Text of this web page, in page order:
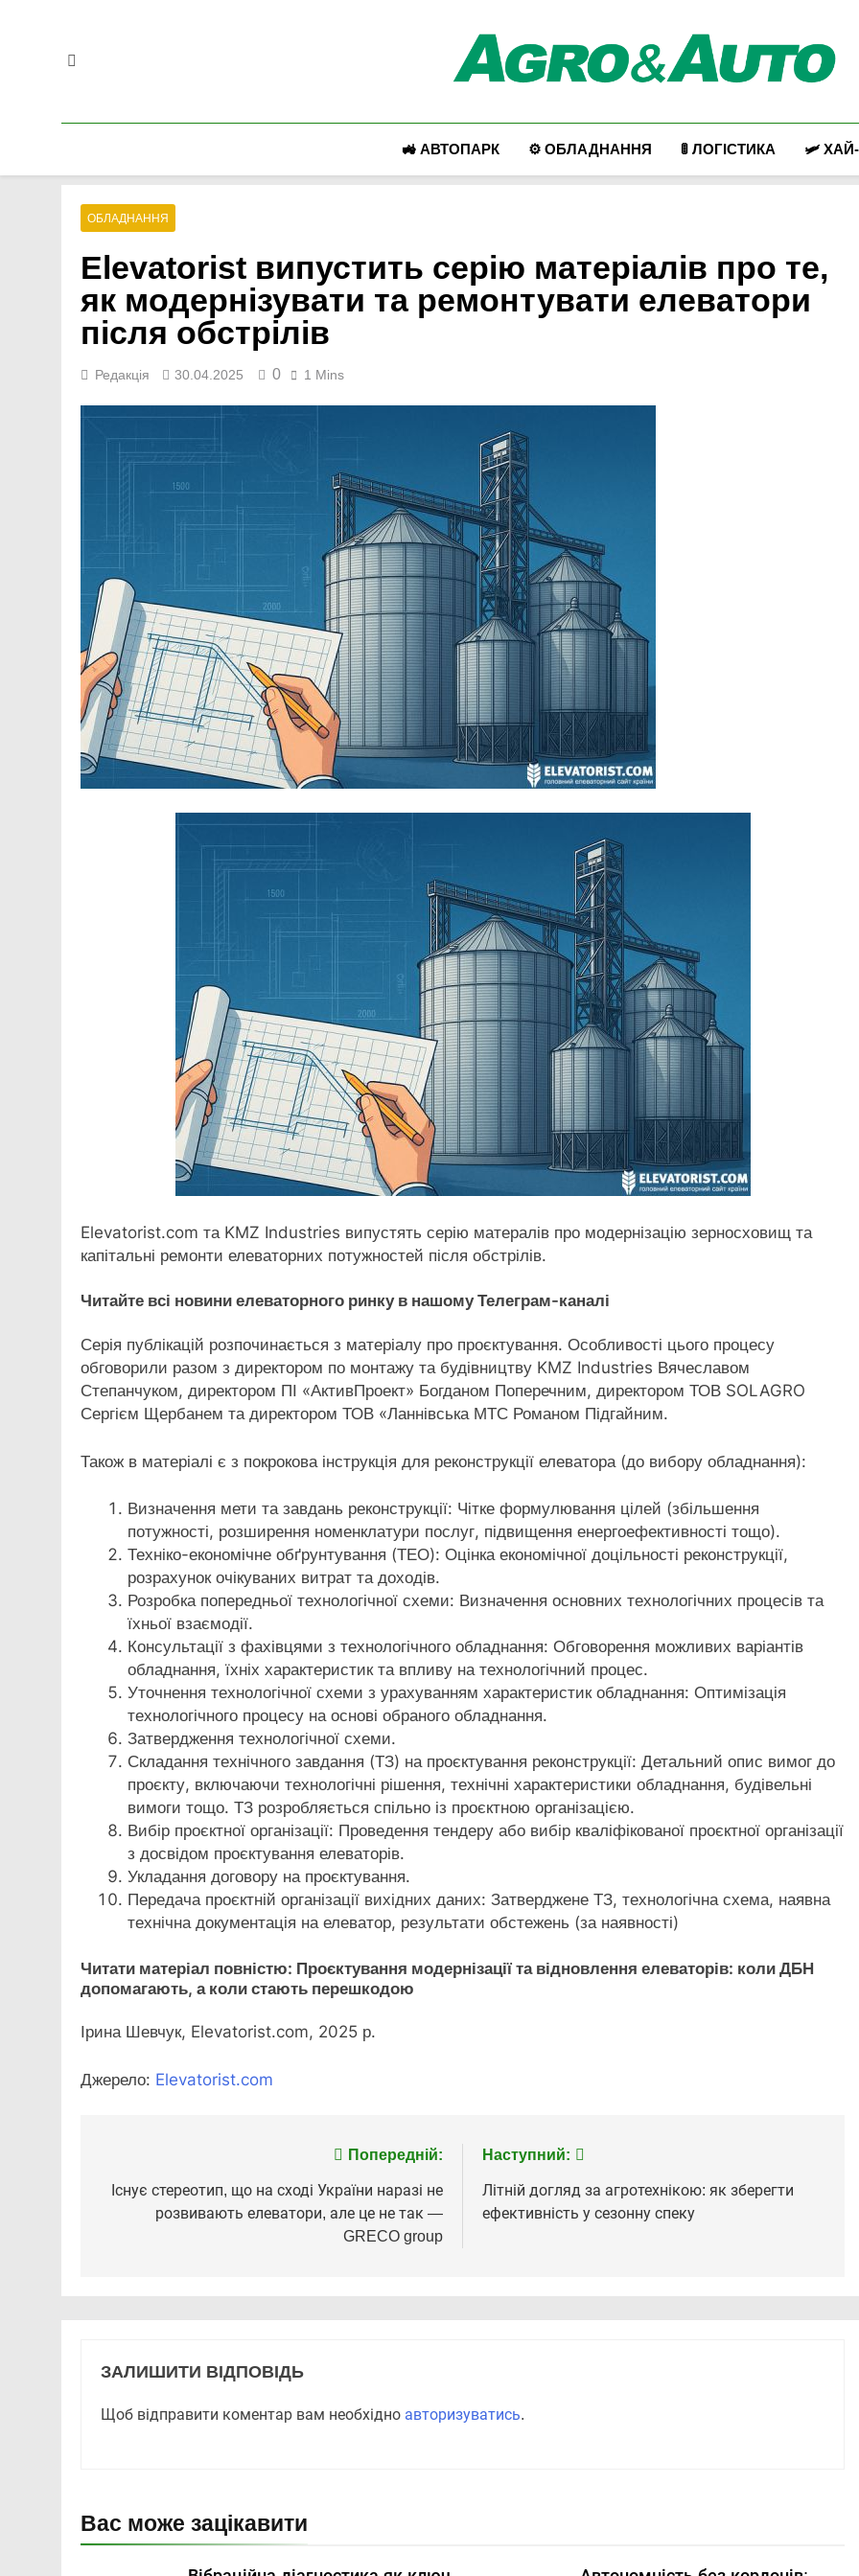
Agro & Auto
🚜 АВТОПАРК ⚙️ ОБЛАДНАННЯ 🚦 ЛОГІСТИКА 🛩️
ОБЛАДНАННЯ
Elevatorist випустить серію матеріалів про те,
як модернізувати та ремонтувати елеватори
після обстрілів
Редакція 30.04.2025 0 1 Mins
Elevatorist.com та KMZ Industries випустять серію матералів про модернізацію зерносховищ та
капітальні ремонти елеваторних потужностей після обстрілів.
Читайте всі новини елеваторного ринку в нашомуТелеграм-каналі
Серія публікацій розпочинається з матеріалу про проєктування. Особливості цього процесу
обговорили разом з директором по монтажу та будівництву KMZ Industries Вячеславом
Степанчуком, директором ПІ «АктивПроект» Богданом Поперечним, директором ТОВ SOLAGRO
Сергієм Щербанем та директором ТОВ «Ланнівська МТС Романом Підгайним.
Також в матеріалі є з покрокова інструкція для реконструкції елеватора (до вибору обладнання):
Визначення мети та завдань реконструкції: Чітке формулювання цілей (збільшення
потужності, розширення номенклатури послуг, підвищення енергоефективності тощо).
Техніко-економічне обґрунтування (ТЕО): Оцінка економічної доцільності реконструкції,
розрахунок очікуваних витрат та доходів.
Розробка попередньої технологічної схеми: Визначення основних технологічних процесів та
їхньої взаємодії.
Консультації з фахівцями з технологічного обладнання: Обговорення можливих варіантів
обладнання, їхніх характеристик та впливу на технологічний процес.
Уточнення технологічної схеми з урахуванням характеристик обладнання: Оптимізація
технологічного процесу на основі обраного обладнання.
Затвердження технологічної схеми.
Складання технічного завдання (ТЗ) на проєктування реконструкції: Детальний опис вимог до
проєкту, включаючи технологічні рішення, технічні характеристики обладнання, будівельні
вимоги тощо. ТЗ розробляється спільно із проєктною організацією.
Вибір проєктної організації: Проведення тендеру або вибір кваліфікованої проєктної організації
з досвідом проєктування елеваторів.
Укладання договору на проєктування.
Передача проєктній організації вихідних даних: Затверджене ТЗ, технологічна схема, наявна
технічна документація на елеватор, результати обстежень (за наявності)
Читати матеріал повністю: Проєктування модернізації та відновлення елеваторів: коли ДБН
допомагають, а коли стають перешкодою
Ірина Шевчук, Elevatorist.com, 2025 р.
Джерело: Elevatorist.com
записів
Попередній:
Існує стереотип, що на сході України наразі не
розвивають елеватори, але це не так —
GRECO group
Наступний:
Літній догляд за агротехнікою: як зберегти
ефективність у сезонну спеку
ЗАЛИШИТИ ВІДПОВІДЬ
Щоб відправити коментар вам необхідно авторизуватись.
Вас може зацікавити